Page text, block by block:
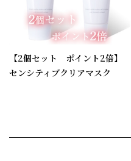
【2個セット ポイント2倍】
センシティブクリアマスク